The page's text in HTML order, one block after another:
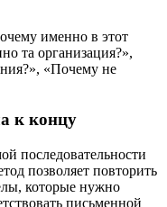
именно в этот
та организация?»,
«Почему не
к концу
последовательности
позволяет повторить
которые нужно
письменной